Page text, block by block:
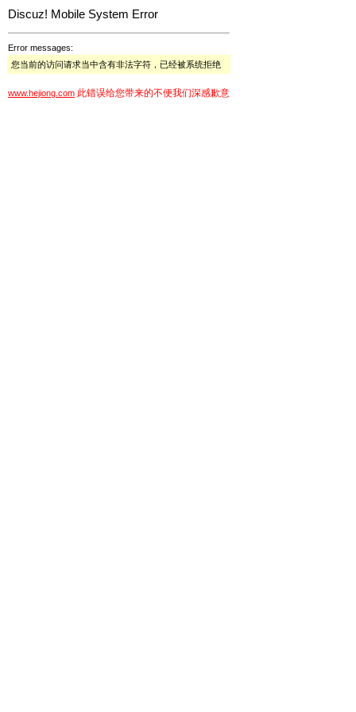
Discuz! Mobile System Error
Error messages:
您当前的访问请求当中含有非法字符，已经被系统拒绝
www.hejiong.com 此错误给您带来的不便我们深感歉意